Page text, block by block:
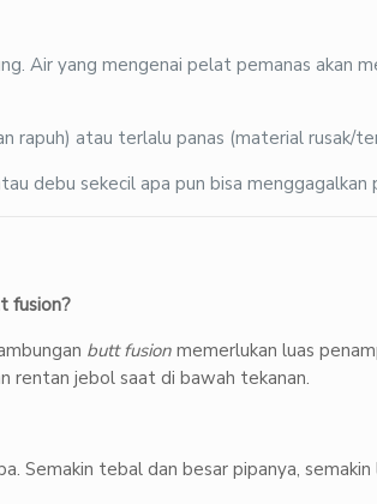
Air yang mengenai pelat pemanas akan
rapuh) atau terlalu panas (material rusak/
debu sekecil apa pun bisa menggagalkan
fusion?
butt fusion memerlukan luas
rentan jebol saat di bawah tekanan.
tebal dan besar pipanya,